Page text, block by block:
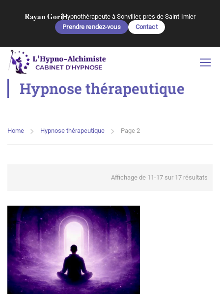
Rayan GoriHypnothérapeute à Sonvilier, près de Saint-Imier
Prendre rendez-vous
Contact
Hypnose thérapeutique
Home Hypnose thérapeutique Page 2
Affichage de 11-17 sur 17 résultats